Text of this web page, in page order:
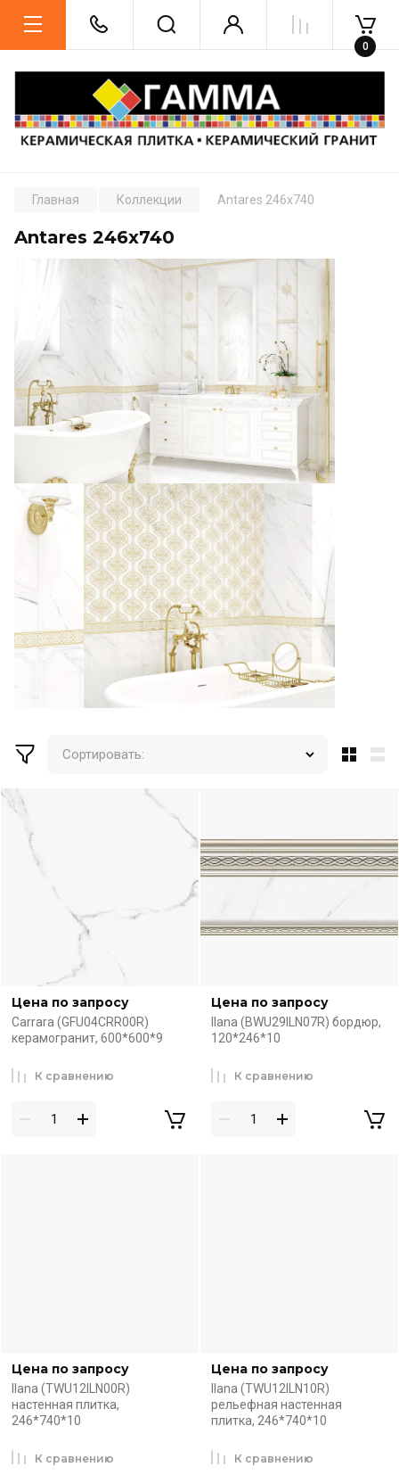
0
Главная Коллекции Antares 246x740
Antares 246x740
Сортировать:
Цена по запросу
Carrara (GFU04CRR00R)
керамогранит, 600*600*9
К сравнению
Цена по запросу
Ilana (BWU29ILN07R) бордюр,
120*246*10
К сравнению
Цена по запросу
Ilana (TWU12ILN00R)
настенная плитка,
246*740*10
К сравнению
Цена по запросу
Ilana (TWU12ILN10R)
рельефная настенная
плитка, 246*740*10
К сравнению